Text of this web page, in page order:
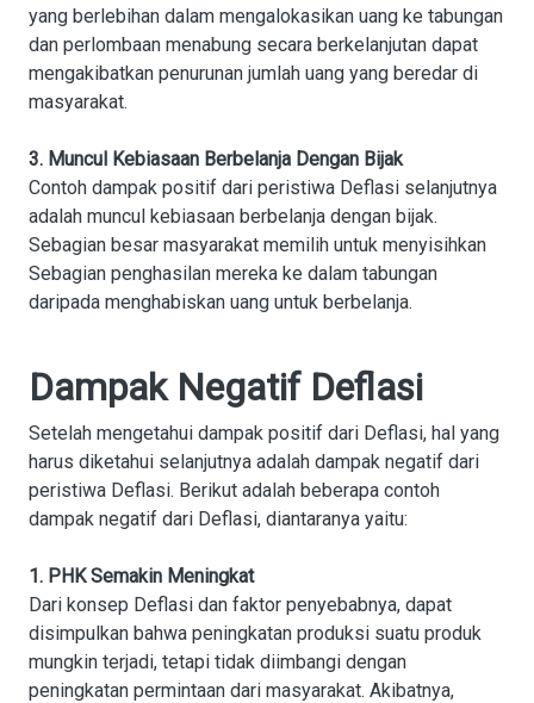
yang berlebihan dalam mengalokasikan uang ke tabungan
dan perlombaan menabung secara berkelanjutan dapat
mengakibatkan penurunan jumlah uang yang beredar di
masyarakat.
3. Muncul Kebiasaan Berbelanja Dengan Bijak
Contoh dampak positif dari peristiwa Deflasi selanjutnya
adalah muncul kebiasaan berbelanja dengan bijak.
Sebagian besar masyarakat memilih untuk menyisihkan
Sebagian penghasilan mereka ke dalam tabungan
daripada menghabiskan uang untuk berbelanja.
Dampak Negatif Deflasi
Setelah mengetahui dampak positif dari Deflasi, hal yang
harus diketahui selanjutnya adalah dampak negatif dari
peristiwa Deflasi. Berikut adalah beberapa contoh
dampak negatif dari Deflasi, diantaranya yaitu:
1. PHK Semakin Meningkat
Dari konsep Deflasi dan faktor penyebabnya, dapat
disimpulkan bahwa peningkatan produksi suatu produk
mungkin terjadi, tetapi tidak diimbangi dengan
peningkatan permintaan dari masyarakat. Akibatnya,